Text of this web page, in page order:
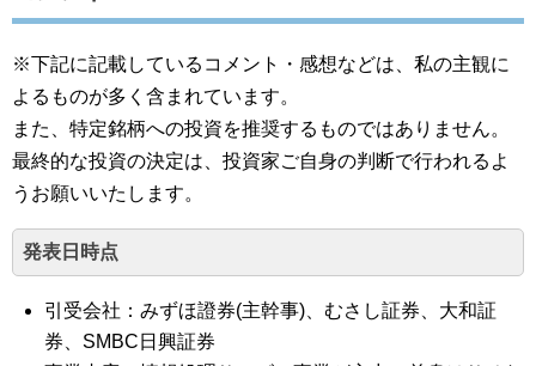
※下記に記載しているコメント・感想などは、私の主観に
よるものが多く含まれています。
また、特定銘柄への投資を推奨するものではありません。
最終的な投資の決定は、投資家ご自身の判断で行われるよ
うお願いいたします。
発表日時点
引受会社：みずほ證券(主幹事)、むさし証券、大和証
券、SMBC日興証券